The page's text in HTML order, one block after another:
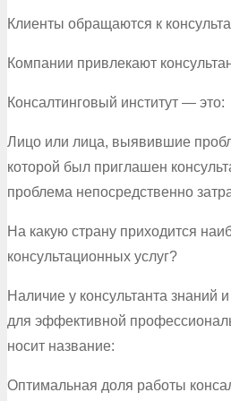
Клиенты обращаются к
Компании привлекают
Консалтинговый институт — это:
Лицо или лица, выявившие
которой был приглашен
проблема непосредственно
На какую страну приходится
консультационных услуг?
Наличие у консультанта знаний
для эффективной
носит название:
Оптимальная доля работы